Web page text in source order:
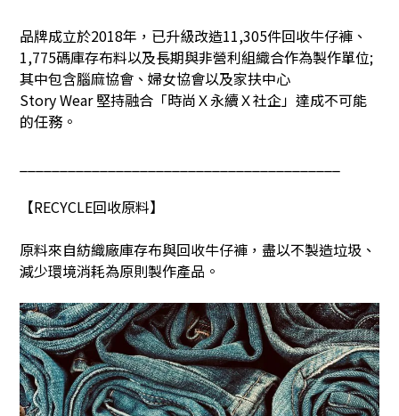
品牌成立於2018年，已升級改造11,305件回收牛仔褲、
1,775碼庫存布料以及長期與非營利組織合作為製作單位;
其中包含腦麻協會、婦女協會以及家扶中心
Story Wear堅持融合「時尚Ｘ永續Ｘ社企」達成不可能
的任務。
【RECYCLE回收原料】
原料來自紡織廠庫存布與回收牛仔褲，盡以不製造垃圾、
減少環境消耗為原則製作產品。